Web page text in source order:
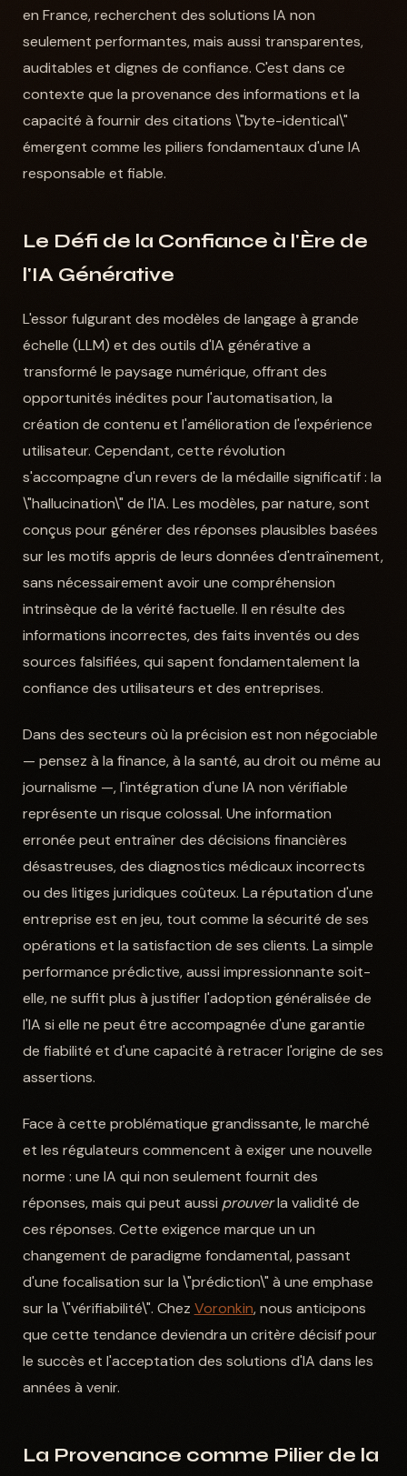
en France, recherchent des solutions IA non
seulement performantes, mais aussi transparentes,
auditables et dignes de confiance. C'est dans ce
contexte que la provenance des informations et la
capacité à fournir des citations \"byte-identical\"
émergent comme les piliers fondamentaux d'une IA
responsable et fiable.
Le Défi de la Confiance à l'Ère de
l'IA Générative
L'essor fulgurant des modèles de langage à grande
échelle (LLM) et des outils d'IA générative a
transformé le paysage numérique, offrant des
opportunités inédites pour l'automatisation, la
création de contenu et l'amélioration de l'expérience
utilisateur. Cependant, cette révolution
s'accompagne d'un revers de la médaille significatif : la
\"hallucination\" de l'IA. Les modèles, par nature, sont
conçus pour générer des réponses plausibles basées
sur les motifs appris de leurs données d'entraînement,
sans nécessairement avoir une compréhension
intrinsèque de la vérité factuelle. Il en résulte des
informations incorrectes, des faits inventés ou des
sources falsifiées, qui sapent fondamentalement la
confiance des utilisateurs et des entreprises.
Dans des secteurs où la précision est non négociable
— pensez à la finance, à la santé, au droit ou même au
journalisme —, l'intégration d'une IA non vérifiable
représente un risque colossal. Une information
erronée peut entraîner des décisions financières
désastreuses, des diagnostics médicaux incorrects
ou des litiges juridiques coûteux. La réputation d'une
entreprise est en jeu, tout comme la sécurité de ses
opérations et la satisfaction de ses clients. La simple
performance prédictive, aussi impressionnante soit-
elle, ne suffit plus à justifier l'adoption généralisée de
l'IA si elle ne peut être accompagnée d'une garantie
de fiabilité et d'une capacité à retracer l'origine de ses
assertions.
Face à cette problématique grandissante, le marché
et les régulateurs commencent à exiger une nouvelle
norme : une IA qui non seulement fournit des
réponses, mais qui peut aussi prouverla validité de
ces réponses. Cette exigence marque un un
changement de paradigme fondamental, passant
d'une focalisation sur la \"prédiction\" à une emphase
sur la \"vérifiabilité\". Chez Voronkin, nous anticipons
que cette tendance deviendra un critère décisif pour
le succès et l'acceptation des solutions d'IA dans les
années à venir.
La Provenance comme Pilier de la